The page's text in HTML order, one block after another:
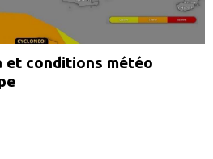
et conditions météo